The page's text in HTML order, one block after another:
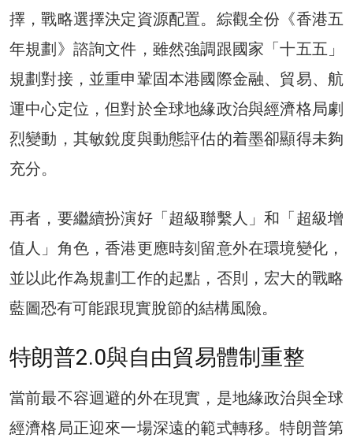
擇，戰略選擇決定資源配置。綜觀全份《香港五
年規劃》諮詢文件，雖然強調跟國家「十五五」
規劃對接，並重申鞏固本港國際金融、貿易、航
運中心定位，但對於全球地緣政治與經濟格局劇
烈變動，其敏銳度與動態評估的着墨卻顯得未夠
充分。
再者，要繼續扮演好「超級聯繫人」和「超級增
值人」角色，香港更應時刻留意外在環境變化，
並以此作為規劃工作的起點，否則，宏大的戰略
藍圖恐有可能跟現實脫節的結構風險。
特朗普2.0與自由貿易體制重整
當前最不容迴避的外在現實，是地緣政治與全球
經濟格局正迎來一場深遠的範式轉移。特朗普第